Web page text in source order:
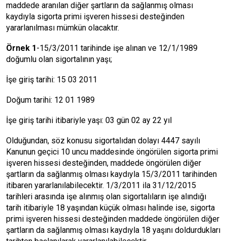
maddede aranılan diğer şartların da sağlanmış olması
kaydıyla sigorta primi işveren hissesi desteğinden
yararlanılması mümkün olacaktır.
Örnek 1-15/3/2011 tarihinde işe alınan ve 12/1/1989
doğumlu olan sigortalının yaşı;
İşe giriş tarihi: 15 03 2011
Doğum tarihi: 12 01 1989
İşe giriş tarihi itibariyle yaşı: 03 gün 02 ay 22 yıl
Olduğundan, söz konusu sigortalıdan dolayı 4447 sayılı
Kanunun geçici 10 uncu maddesinde öngörülen sigorta primi
işveren hissesi desteğinden, maddede öngörülen diğer
şartların da sağlanmış olması kaydıyla 15/3/2011 tarihinden
itibaren yararlanılabilecektir. 1/3/2011 ila 31/12/2015
tarihleri arasında işe alınmış olan sigortalıların işe alındığı
tarih itibariyle 18 yaşından küçük olması halinde ise, sigorta
primi işveren hissesi desteğinden maddede öngörülen diğer
şartların da sağlanmış olması kaydıyla 18 yaşını doldurdukları